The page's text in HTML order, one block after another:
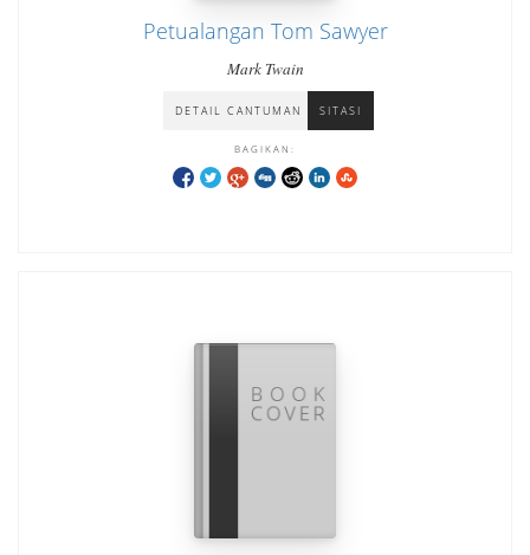
Petualangan Tom Sawyer
Mark Twain
DETAIL CANTUMAN SITASI
BAGIKAN: